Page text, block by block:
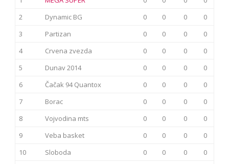
2
Dynamic BG 0 0 0
0
3
Partizan 0 0 0
0
4
Crvena zvezda 0 0 0
0
5
Dunav 2014 0 0 0
0
6
Čačak 94 Quantox 0 0 0
0
7
Borac 0 0 0
0
8
Vojvodina mts 0 0 0
0
9
Veba basket 0 0 0
0
10
Sloboda 0 0 0
0